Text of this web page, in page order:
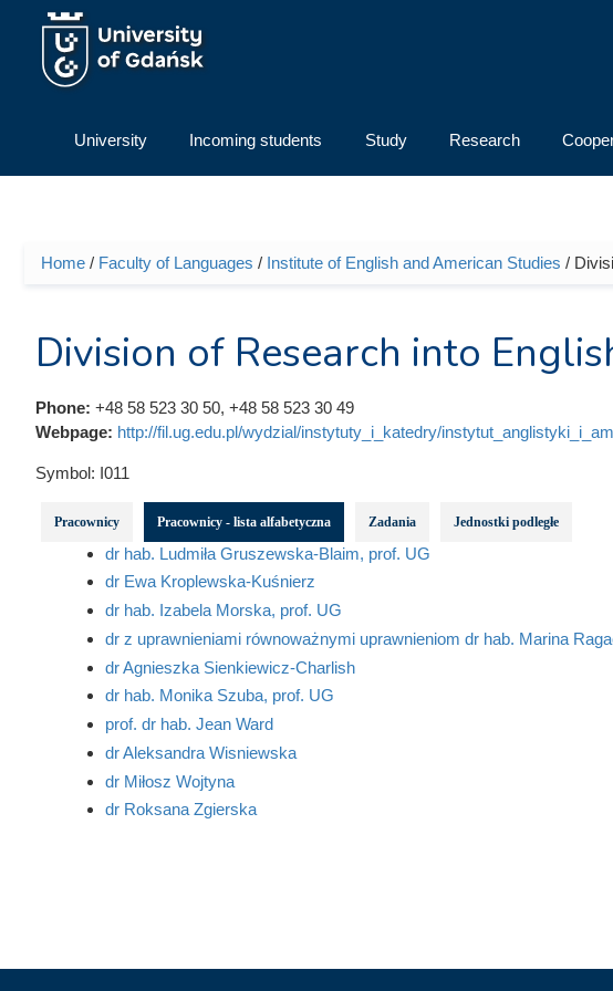
Skip to main content
University Incoming students Study Research
You are here
Home / Faculty of Languages / Institute of English and American Studies /
Division of Research into
Phone: +48 58 523 30 50, +48 58 523 30 49
Webpage: http://fil.ug.edu.pl/wydzial/instytuty_i_katedry/
Symbol: I011
Pracownicy Pracownicy - lista alfabetyczna Zadania Jednostki podległe
dr hab. Ludmiła Gruszewska-Blaim, prof. UG
dr Ewa Kroplewska-Kuśnierz
dr hab. Izabela Morska, prof. UG
dr z uprawnieniami równoważnymi uprawnieniom dr hab. Marina
dr Agnieszka Sienkiewicz-Charlish
dr hab. Monika Szuba, prof. UG
prof. dr hab. Jean Ward
dr Aleksandra Wisniewska
dr Miłosz Wojtyna
dr Roksana Zgierska